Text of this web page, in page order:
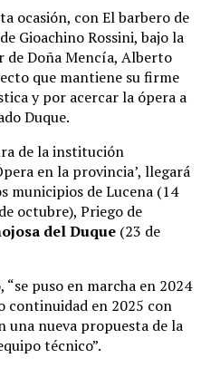
ocasión, con El barbero de
Gioachino Rossini, bajo la
de Doña Mencía, Alberto
que mantiene su firme
y por acercar la ópera a
Duque.
de la institución
en la provincia’, llegará
municipios de Lucena (14
octubre), Priego de
del Duque (23 de
puso en marcha en 2024
continuidad en 2025 con
una nueva propuesta de la
técnico”.